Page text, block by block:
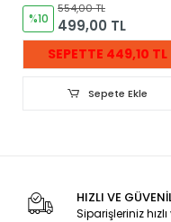
%10
554,00 TL
499,00 TL
SEPETTE 449,10 TL
Sepete Ekle
HIZLI VE
Siparişleriniz